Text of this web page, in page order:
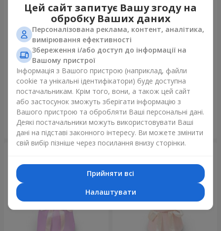
Букет "Kamaliya"
3 145 грн
Замовити
Букет "Moon Dance"
2 570 грн
Замовити
Цей сайт запитує Вашу згоду на
обробку Ваших даних
Персоналізована реклама, контент, аналітика,
вимірювання ефективності
Збереження і/або доступ до інформації на
Вашому пристрої
Інформація з Вашого пристрою (наприклад, файли
cookie та унікальні ідентифікатори) буде доступна
постачальникам. Крім того, вони, а також цей сайт
або застосунок зможуть зберігати інформацію з
Вашого пристрою та обробляти Ваші персональні дані.
Деякі постачальники можуть використовувати Ваші
дані на підставі законного інтересу. Ви можете змінити
свій вибір пізніше через посилання внизу сторінки.
Прийняти всі
Налаштувати